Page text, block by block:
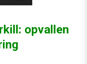
opvallen